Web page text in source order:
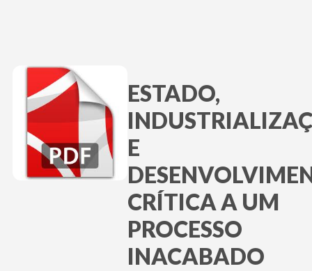
ESTADO,
E
CRÍTICA A UM
PROCESSO
INACABADO